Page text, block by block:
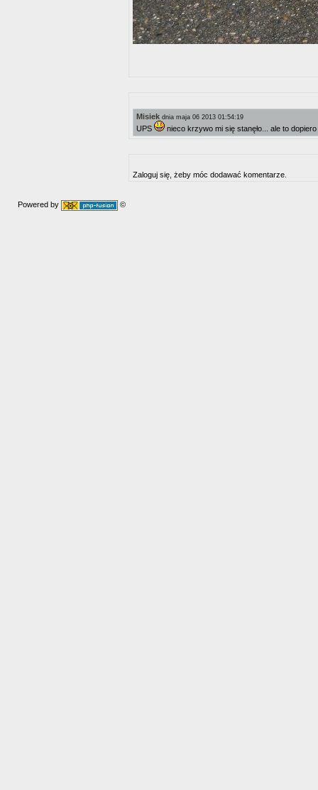
Misiek dnia maja 06 2013 01:54:19
UPS nieco krzywo mi się stanęło... ale to
Zaloguj się, żeby móc dodawać komentarze.
Powered by ©